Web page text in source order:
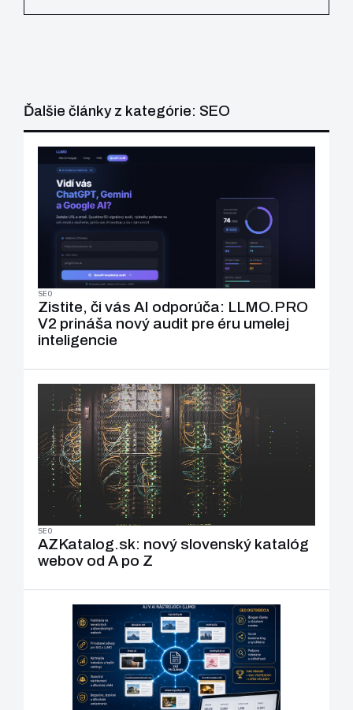
Ďalšie články z kategórie: SEO
SEO
Zistite, či vás AI odporúča: LLMO.PRO
V2 prináša nový audit pre éru umelej
inteligencie
SEO
AZKatalog.sk: nový slovenský katalóg
webov od A po Z